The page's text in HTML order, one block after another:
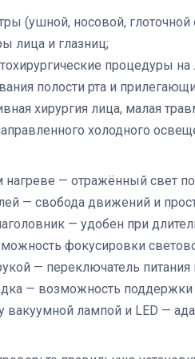
(ушной, носовой, глоточной
лица и глазниц;
процедуры на
полости рта и
хирургия лица, малая
холодного
— отражённый свет
— свобода движений и
— удобен при
фокусировки
— переключатель питания
— возможность поддержки
лампой и LED —